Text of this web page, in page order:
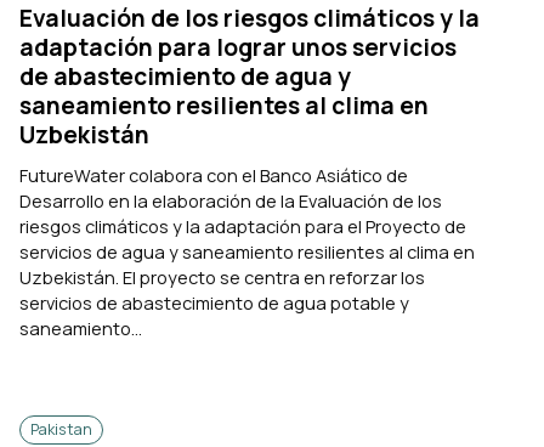
Evaluación de los riesgos climáticos y la
adaptación para lograr unos servicios
de abastecimiento de agua y
saneamiento resilientes al clima en
Uzbekistán
FutureWater colabora con el Banco Asiático de
Desarrollo en la elaboración de la Evaluación de los
riesgos climáticos y la adaptación para el Proyecto de
servicios de agua y saneamiento resilientes al clima en
Uzbekistán. El proyecto se centra en reforzar los
servicios de abastecimiento de agua potable y
saneamiento...
Pakistan